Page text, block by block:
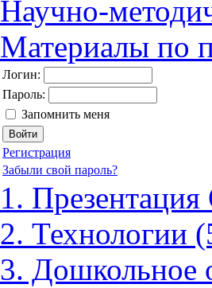
Научно-
Материалы по
Логин:
Пароль:
Запомнить меня
Регистрация
Забыли свой пароль?
1.
2. Технологии
3. Дошкольное